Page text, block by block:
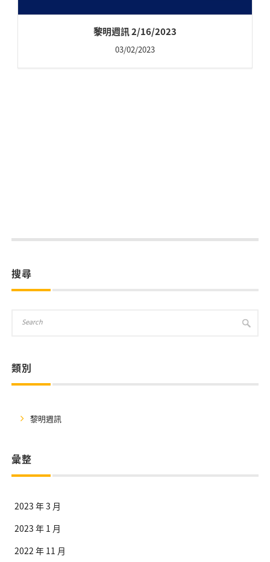
黎明週訊 2/16/2023
03/02/2023
搜尋
類別
黎明週訊
彙整
2023 年 3 月
2023 年 1 月
2022 年 11 月